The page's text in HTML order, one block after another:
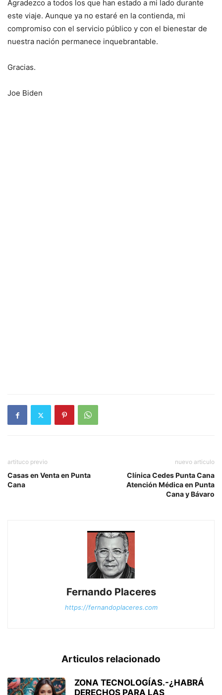
Agradezco a todos los que han estado a mi lado durante
este viaje. Aunque ya no estaré en la contienda, mi
compromiso con el servicio público y con el bienestar de
nuestra nación permanece inquebrantable.
Gracias.
Joe Biden
artituco previo
Casas en Venta en Punta
Cana
nuevo articulo
Clínica Cedes Punta Cana
Atención Médica en Punta
Cana y Bávaro
Fernando Placeres
https://fernandoplaceres.com
Articulos relacionado
ZONA TECNOLOGÍAS.-¿HABRÁ
DERECHOS PARA LAS